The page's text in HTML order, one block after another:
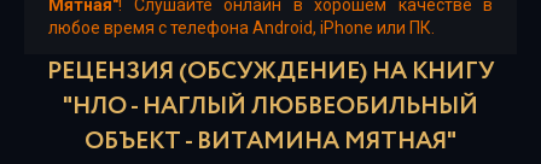
15_НЛО – наглый любвеобильный объект
17_НЛО – наглый любвеобильный объект
18_НЛО – наглый любвеобильный объект
Мятная"! Слушайте онлайн в хорошем качестве в
любое время с телефона Android, iPhone или ПК.
РЕЦЕНЗИЯ (ОБСУЖДЕНИЕ) НА КНИГУ
"НЛО - НАГЛЫЙ ЛЮБВЕОБИЛЬНЫЙ
ОБЪЕКТ - ВИТАМИНА МЯТНАЯ"